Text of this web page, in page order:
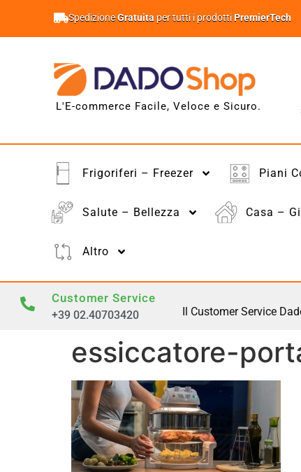
SpedizioneGratuita per tutti i prodottiPremierTech
L'E-commerce Facile, Veloce e Sicuro.
Frigoriferi – Freezer Piani
Salute – Bellezza Casa –
Altro
Customer Service
+39 02.40703420 Il Customer Service
essiccatore-